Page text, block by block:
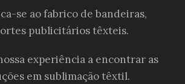
se ao fabrico de bandeiras,
publicitários têxteis.
experiência a encontrar as
em sublimação têxtil.